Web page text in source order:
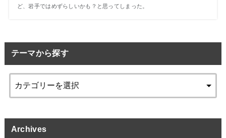
ど、岩手ではめずらしいかも？と思ってしまった。
テーマから探す
Archives